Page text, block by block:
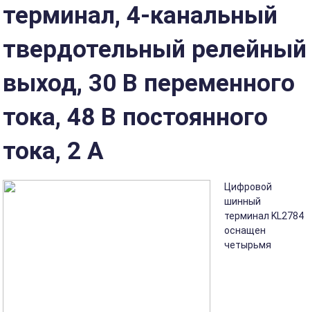
терминал, 4-канальный
твердотельный релейный
выход, 30 В переменного
тока, 48 В постоянного
тока, 2 А
Цифровой
шинный
терминал KL2784
оснащен
четырьмя